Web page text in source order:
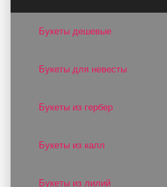
Букеты дешевые
Букеты для невесты
Букеты из гербер
Букеты из калл
Букеты из лилий